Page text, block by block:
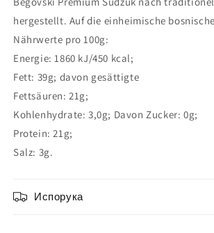
hergestellt. Auf die einheimische
Nährwerte pro 100g:
Energie: 1860 kJ/450 kcal;
Fett: 39g; davon gesättigte
Fettsäuren: 21g;
Kohlenhydrate: 3,0g; Davon Zucker: 0g;
Protein: 21g;
Salz: 3g.
Испорука